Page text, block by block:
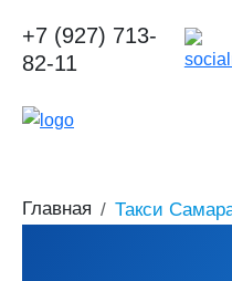
+7 (927) 713-
82-11
Главная Такси